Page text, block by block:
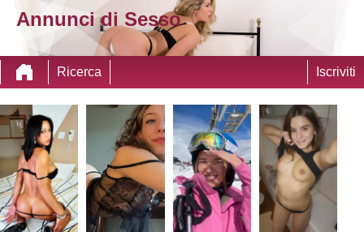
Annunci di Sesso
Ricerca Iscriviti